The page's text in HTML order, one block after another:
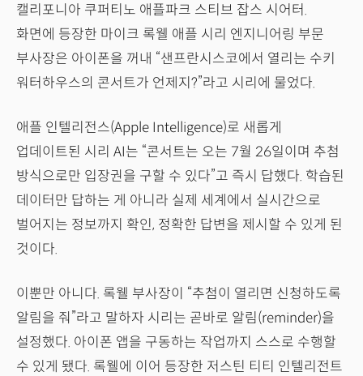
캘리포니아 쿠퍼티노 애플파크 스티브 잡스 시어터.
화면에 등장한 마이크 록웰 애플 시리 엔지니어링 부문
부사장은 아이폰을 꺼내 “샌프란시스코에서 열리는 수키
워터하우스의 콘서트가 언제지?”라고 시리에 물었다.
애플 인텔리전스(Apple Intelligence)로 새롭게
업데이트된 시리 AI는 “콘서트는 오는 7월 26일이며 추첨
방식으로만 입장권을 구할 수 있다”고 즉시 답했다. 학습된
데이터만 답하는 게 아니라 실제 세계에서 실시간으로
벌어지는 정보까지 확인, 정확한 답변을 제시할 수 있게 된
것이다.
이뿐만 아니다. 록웰 부사장이 “추첨이 열리면 신청하도록
알림을 줘”라고 말하자 시리는 곧바로 알림(reminder)을
설정했다. 아이폰 앱을 구동하는 작업까지 스스로 수행할
수 있게 됐다. 록웰에 이어 등장한 저스틴 티티 인텔리전트